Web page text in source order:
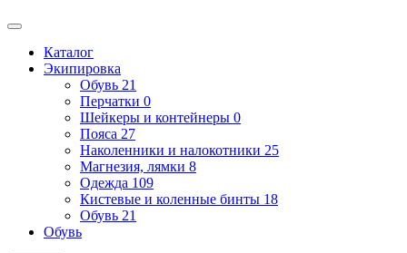
Каталог
Экипировка
Обувь 21
Перчатки 0
Шейкеры и контейнеры 0
Пояса 27
Наколенники и налокотники 25
Магнезия, лямки 8
Одежда 109
Кистевые и коленные бинты 18
Обувь 21
Обувь